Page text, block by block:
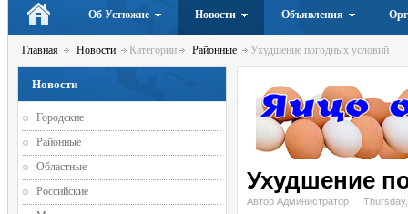
Об Устюжне Новости Объявления
Главная Новости Категории Районные Ухудшение погодных условий
Ухудшение
Автор Администратор
Новости
Городские
Районные
Областные
Российские